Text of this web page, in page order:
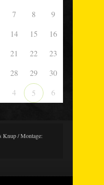
7 8
9
14 15
16
21 22
23
28 29
30
4 5 6
Knup / Montage: